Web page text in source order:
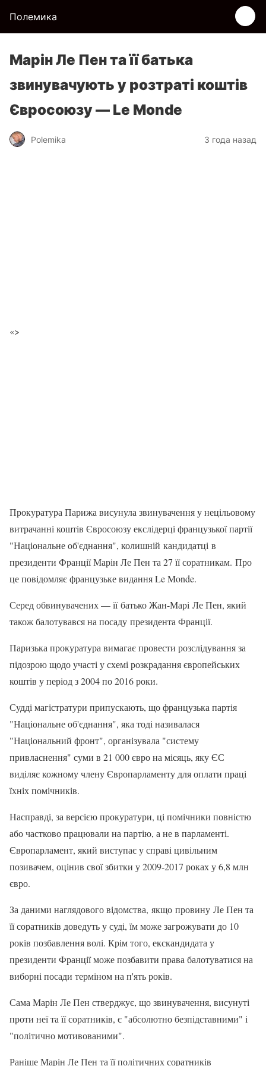
Полемика
Марін Ле Пен та її батька
звинувачують у розтраті коштів
Євросоюзу — Le Monde
Polemika 3 года назад
«>
Прокуратура Парижа висунула звинувачення у нецільовому
витрачанні коштів Євросоюзу екслідерці французької партії
"Національне об'єднання", колишній кандидатці в
президенти Франції Марін Ле Пен та 27 її соратникам. Про
це повідомляє французьке видання Le Monde.
Серед обвинувачених — її батько Жан-Марі Ле Пен, який
також балотувався на посаду президента Франції.
Паризька прокуратура вимагає провести розслідування за
підозрою щодо участі у схемі розкрадання європейських
коштів у період з 2004 по 2016 роки.
Судді магістратури припускають, що французька партія
"Національне об'єднання", яка тоді називалася
"Національний фронт", організувала "систему
привласнення" суми в 21 000 євро на місяць, яку ЄС
виділяє кожному члену Європарламенту для оплати праці
їхніх помічників.
Насправді, за версією прокуратури, ці помічники повністю
або частково працювали на партію, а не в парламенті.
Європарламент, який виступає у справі цивільним
позивачем, оцінив свої збитки у 2009-2017 роках у 6,8 млн
євро.
За даними наглядового відомства, якщо провину Ле Пен та
її соратників доведуть у суді, їм може загрожувати до 10
років позбавлення волі. Крім того, екскандидата у
президенти Франції може позбавити права балотуватися на
виборні посади терміном на п'ять років.
Сама Марін Ле Пен стверджує, що звинувачення, висунуті
проти неї та її соратників, є "абсолютно безпідставними" і
"політично мотивованими".
Раніше Марін Ле Пен та її політичних соратників